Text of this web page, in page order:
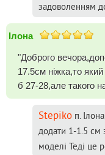
задоволенням
Ілона
"Доброго
17.5см ніжка,то
б 27-28,але такого
Stepiko п.
додати 1-1.5 см
моделі Теді це